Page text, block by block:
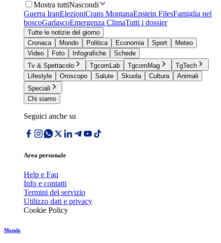
Mostra tuttiNascondi
Guerra IranElezioniCrans MontanaEpstein FilesFamiglia nel
boscoGarlascoEmergenza ClimaTutti i dossier
Tutte le notizie del giorno
Cronaca
Mondo Politica Economia Sport
Meteo
Video
Foto Infografiche
Schede
Tv & Spettacolo
TgcomLab TgcomMag
TgTech
Lifestyle
Oroscopo Salute Skuola Cultura
Animali
Speciali
Chi siamo
Seguici anche su
Area personale
Help e Faq
Info e contatti
Termini del servizio
Utilizzo dati e privacy
Cookie Policy
Mondo